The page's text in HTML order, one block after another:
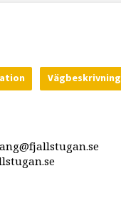
Vägbeskrivning